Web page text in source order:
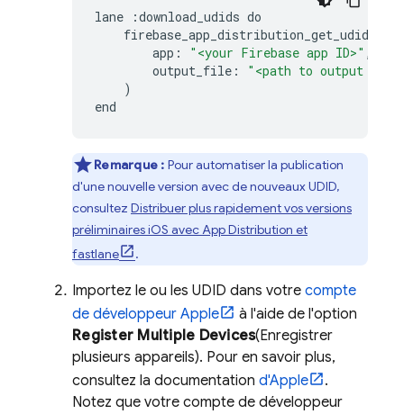
lane :download_udids do
firebase_app_distribution_get_udids
app : "<your Firebase app ID>" ,
output_file :
"<path to output
)
end
Remarque : Pour automatiser la publication
d'une nouvelle version avec de nouveaux UDID,
consultez Distribuer plus rapidement vos versions
préliminaires iOS avecApp Distribution et
fastlane
.
Importez le ou les UDID dans votre compte
de développeur Apple
à l'aide de l'option
Register Multiple Devices(Enregistrer
plusieurs appareils). Pour en savoir plus,
consultez la documentation d'Apple
.
Notez que votre compte de développeur